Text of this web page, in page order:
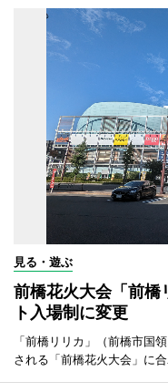
見る・遊ぶ
前橋花火大会「前
ト入場制に変更
「前橋リリカ」（前橋市国
される「前橋花火大会」に